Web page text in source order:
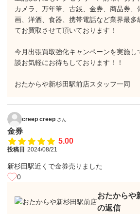
カメラ、万年筆、古銭、金券、商品券、
画、洋酒、食器、携帯電話など業界最多
てお買取させて頂いております！
今月出張買取強化キャンペーンを実施し
談お気軽にお待ちしております！！
おたからや新杉田駅前店スタッフ一同
creep creep さん
金券
5.00
投稿日 2024/08/21
新杉田駅近くで金券売りました
0
おたからや
の返信